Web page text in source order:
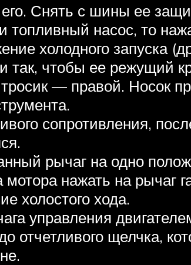
Снять с шины ее
насос, то
холодного запуска
так, чтобы ее режущий
тросик — правой. Носок
сопротивления,
рычаг на одно
нажать на рычаг
холостого хода.
управления
отчетливого щелчка,